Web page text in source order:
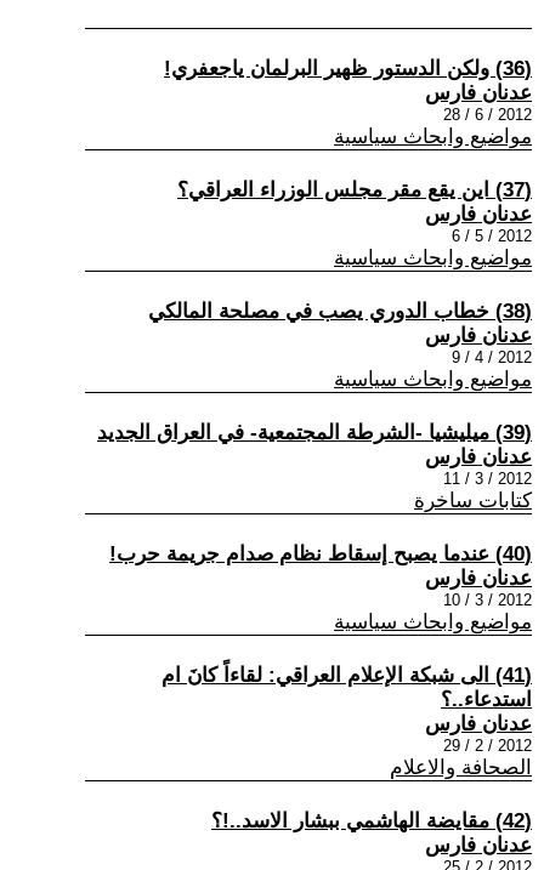
(36) ولكن الدستور ظهير البرلمان ياجعفري!
عدنان فارس
2012 / 6 / 28
مواضيع وابحاث سياسية
(37) اين يقع مقر مجلس الوزراء العراقي؟
عدنان فارس
2012 / 5 / 6
مواضيع وابحاث سياسية
(38) خطاب الدوري يصب في مصلحة المالكي
عدنان فارس
2012 / 4 / 9
مواضيع وابحاث سياسية
(39) ميليشيا -الشرطة المجتمعية- في العراق الجديد
عدنان فارس
2012 / 3 / 11
كتابات ساخرة
(40) عندما يصبح إسقاط نظام صدام جريمة حرب!
عدنان فارس
2012 / 3 / 10
مواضيع وابحاث سياسية
(41) الى شبكة الإعلام العراقي: لقاءاً كانَ ام
استدعاء..؟
عدنان فارس
2012 / 2 / 29
الصحافة والاعلام
(42) مقايضة الهاشمي ببشار الاسد..!؟
عدنان فارس